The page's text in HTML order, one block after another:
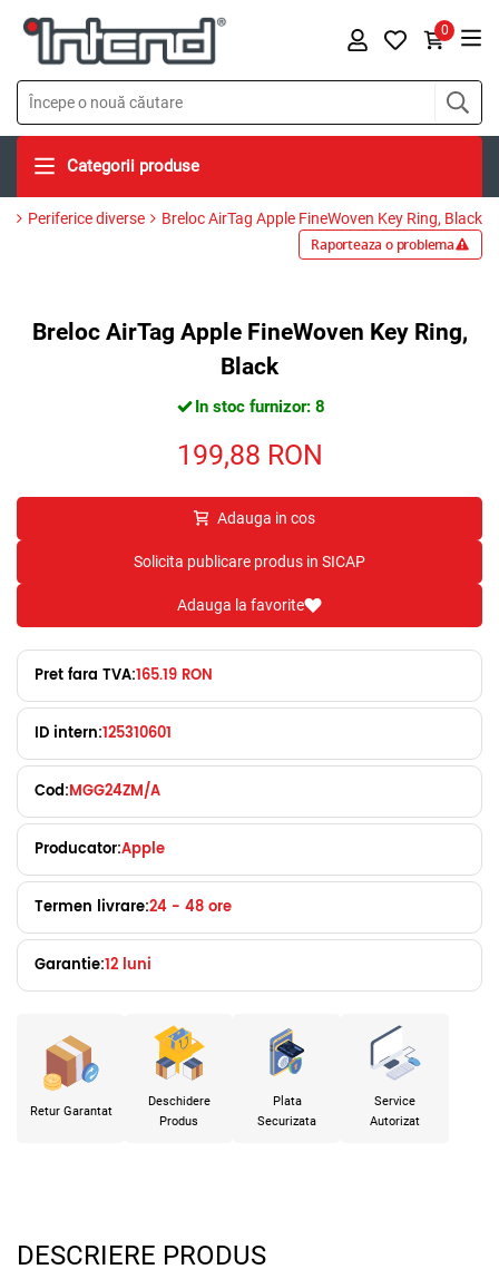
0
Categorii produse
Periferice diverse Breloc AirTag Apple FineWoven Key Ring, Black
Raporteaza o problema
Breloc AirTag Apple FineWoven Key Ring,
Black
In stoc furnizor: 8
199,88 RON
Adauga in cos
Solicita publicare produs in SICAP
Adauga la favorite
Pret fara TVA:165.19 RON
ID intern:125310601
Cod:MGG24ZM/A
Producator:Apple
Termen livrare:24 - 48 ore
Garantie:12 luni
Retur Garantat
Deschidere
Produs
Plata
Securizata
Service
Autorizat
DESCRIERE PRODUS